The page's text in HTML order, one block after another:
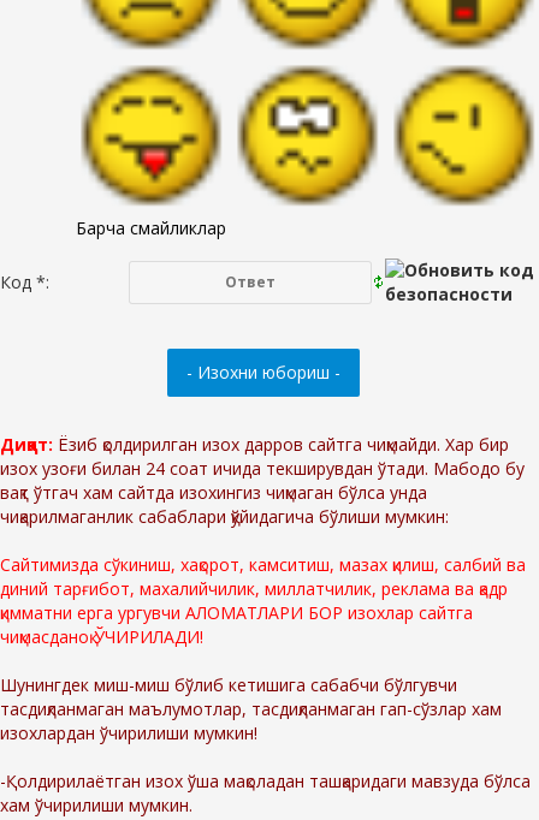
Барча смайликлар
Код *:
Диққат: Ёзиб қолдирилган изох дарров сайтга чиқмайди. Хар бир
изох узоғи билан 24 соат ичида текширувдан ўтади. Мабодо бу
вақт ўтгач хам сайтда изохингиз чиқмаган бўлса унда
чиқарилмаганлик сабаблари қўйидагича бўлиши мумкин:
Сайтимизда сўкиниш, хақорот, камситиш, мазах қилиш, салбий ва
диний тарғибот, махалийчилик, миллатчилик, реклама ва қадр
қимматни ерга ургувчи АЛОМАТЛАРИ БОР изохлар сайтга
чиқмасданоқ ЎЧИРИЛАДИ!
Шунингдек миш-миш бўлиб кетишига сабабчи бўлгувчи
тасдиқланмаган маълумотлар, тасдиқланмаган гап-сўзлар хам
изохлардан ўчирилиши мумкин!
-Қолдирилаётган изох ўша мақоладан ташқаридаги мавзуда бўлса
хам ўчирилиши мумкин.